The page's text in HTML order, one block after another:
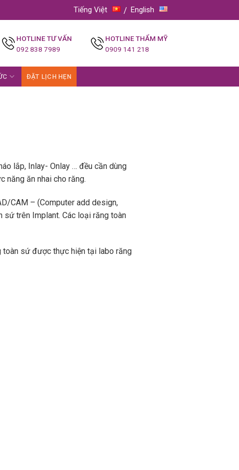
Tiếng Việt English
HOTLINE TƯ VẤN
092 838 7989
HOTLINE THẨM MỸ
0909 141 218
ĐẶT LỊCH HẸN
lắp, Inlay- Onlay … đều cần dùng
năng ăn nhai cho răng.
CAM – (Computer add design,
sứ trên Implant. Các loại răng toàn
toàn sứ được thực hiện tại labo răng